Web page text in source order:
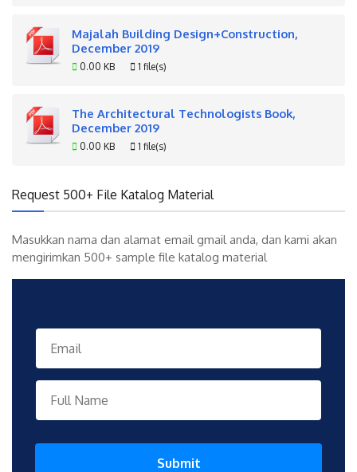
Majalah Building Design+Construction,
December 2019
0.00 KB 1 file(s)
The Architectural Technologists Book,
December 2019
0.00 KB 1 file(s)
Request 500+ File Katalog Material
Masukkan nama dan alamat email gmail anda, dan kami akan
mengirimkan 500+ sample file katalog material
Submit